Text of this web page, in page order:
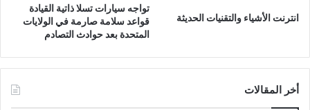
انترنت الأشياء والتقنيات الحديثة
تواجه سيارات تسلا ذاتية القيادة
قواعد سلامة صارمة في الولايات
المتحدة بعد حوادث التصادم
أخر المقالات